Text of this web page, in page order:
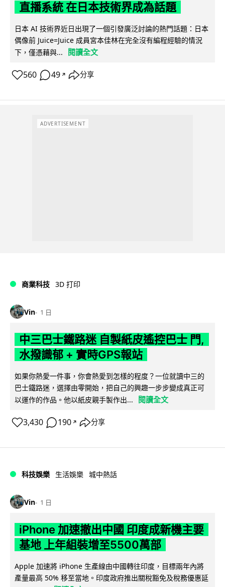
直播系統 在日本技術界成為話題
日本 AI 技術界近日出現了一個引發廣泛討論的熱門話題：日本
偶像前 Juice=Juice 成員宮本佳林在完全沒有編程經驗的情況
下，僅憑藉與...
閱讀全文
560 49 ↗ 分享
ADVERTISEMENT
商業科技 3D 打印
Vin 1 日
中三巴士鐵路迷 自製紙皮遙控巴士 門,
水撥識郁 + 實時GPS報站
如果你熱愛一件事，你會熱愛到怎樣的程度？一位就讀中三的
巴士鐵路迷，選擇由零開始，把自己的興趣一步步變成真正可
以運作的作品。他以紙皮親手製作出...
閱讀全文
3,430 190 ↗ 分享
科技娛樂 生活娛樂 城中熱話
Vin 1 日
iPhone 加速撤出中國 印度成新機主要
基地 上年組裝增至5500萬部
Apple 加速將 iPhone 生產線由中國轉往印度，目標兩年內將
產量最高 50% 移至當地。印度政府推出關稅豁免及稅務優惠延